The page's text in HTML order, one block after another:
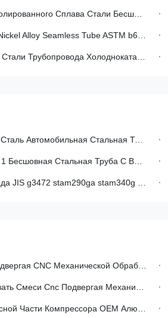
Бесшовная Круглая Труба Для Высокотемпературного Обслуживания
ASTM b622 ASME SB-622 EN 10204 Для Химической Обработки
Холоднокатаной Стали 4130 DOM ERW
Труба Круглосварные Трубы Для Автомобильных Аксессуаров
Закаленностью Антифрикционный Подшипник Стальная Труба Для Автомобилей
stam290ga stam340g Сваренная Автомобилем
Обработке Поворачивая И Филируя Составную Точность
Механической Обработке Филируя Стали Медного Утюга Алюминиевой
Алюминиевый Подвергая Механической Обработке Бросая Выковал Части